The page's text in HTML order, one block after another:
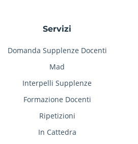
Servizi
Domanda Supplenze Docenti
Mad
Interpelli Supplenze
Formazione Docenti
Ripetizioni
In Cattedra